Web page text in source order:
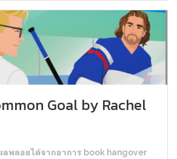
Goal by Rachel
ลพลอยได้จากอาการ book hangover